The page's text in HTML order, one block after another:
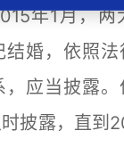
年1月，两
结婚，依照
，应当披露
披露，直到